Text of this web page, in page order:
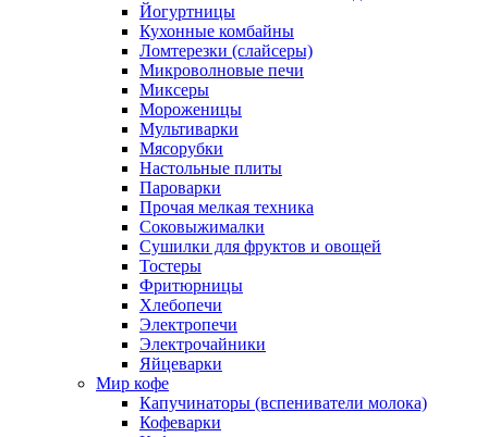
Йогуртницы
Кухонные комбайны
Ломтерезки (слайсеры)
Микроволновые печи
Миксеры
Мороженицы
Мультиварки
Мясорубки
Настольные плиты
Пароварки
Прочая мелкая техника
Соковыжималки
Сушилки для фруктов и овощей
Тостеры
Фритюрницы
Хлебопечи
Электропечи
Электрочайники
Яйцеварки
Мир кофе
Капучинаторы (вспениватели молока)
Кофеварки